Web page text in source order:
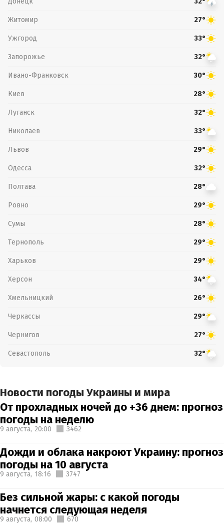
Житомир 27°
Ужгород 33°
Запорожье 32°
Ивано-Франковск 30°
Киев 28°
Луганск 32°
Николаев 33°
Львов 29°
Одесса 32°
Полтава 28°
Ровно 29°
Сумы 28°
Тернополь 29°
Харьков 29°
Херсон 34°
Хмельницкий 26°
Черкассы 29°
Чернигов 27°
Севастополь 32°
Новости погоды Украины и мира
От прохладных ночей до +36 днем: прогноз
погоды на неделю
9 августа, 20:00 3462
Дожди и облака накроют Украину: прогноз
погоды на 10 августа
9 августа, 18:16 3747
Без сильной жары: с какой погоды
начнется следующая неделя
9 августа, 08:00 670